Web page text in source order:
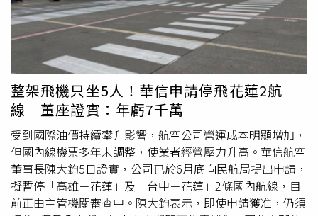
將資金布局於AI供應鏈、半導體設備、散熱、PCB、高速傳
輸等目前台股表現強勢的產業，組合中除了大型權值股，也
包含不少近期表現突出的隱形冠軍企業。葉育碩舉例，國巨
股價從今年1月2日約241元，上漲至6月25日約1125元，漲
幅約366%，主要受惠被動元件價格上漲及電子零組件需求
提升；穎崴同期由約2895元上漲至9100元，漲幅240%，反
映AI晶片測試與半導體測試介面需求成長；高力則由約569
元上漲至約1460元，漲幅為157%，受惠AI伺服器液冷散熱
趨勢帶動。葉育碩認為，在AI供應鏈布局方面，009803涵
蓋晶圓代工、特殊應用晶片設計、封裝測試、PCB載板、伺
服器、散熱、電源供應器、連接器至機構件等相關領域，其
中台光電受惠伺服器高階材料與高速傳輸需求，今年漲幅約
整架飛機只坐5人！華信申請停飛花蓮2航
線 董座證實：年虧7千萬
受到國際油價持續攀升影響，航空公司營運成本明顯增加，
但國內線機票多年未調整，使業者經營壓力升高。華信航空
董事長陳大鈞5日證實，公司已於6月底向民航局提出申請，
擬暫停「高雄－花蓮」及「台中－花蓮」2條國內航線，目
前正由主管機關審查中。陳大鈞表示，即使申請獲准，仍須